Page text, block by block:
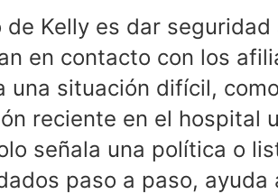
Kelly es dar
en contacto con los
una situación difícil,
reciente en el hospital
señala una política o
paso a paso,